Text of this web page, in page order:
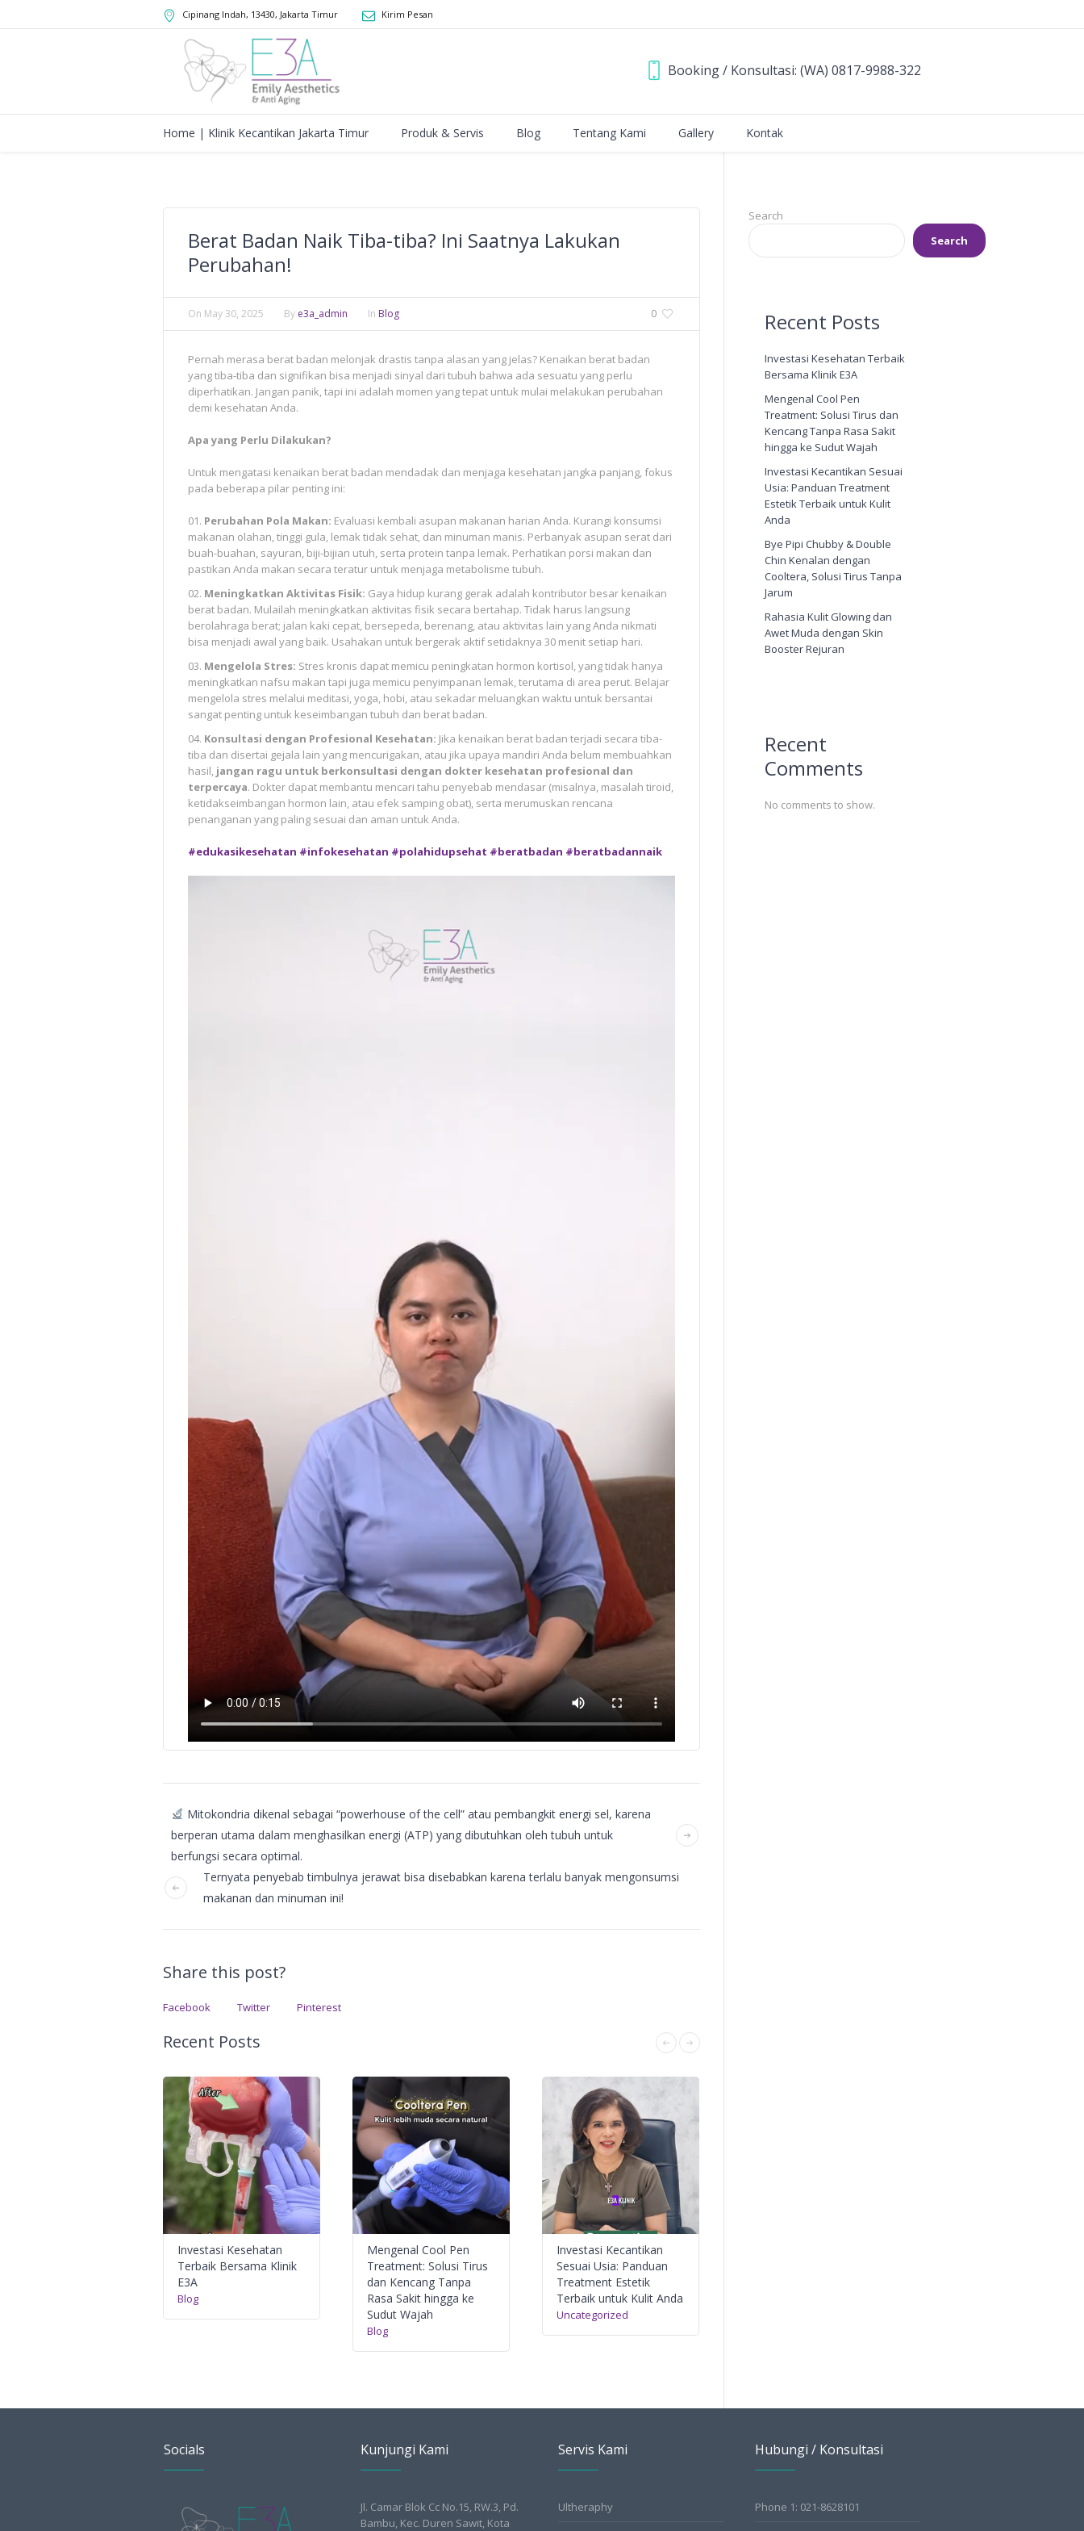
Cipinang Indah, 13430, Jakarta Timur Kirim Pesan
Booking / Konsultasi: (WA) 0817-9988-322
Home | Klinik Kecantikan Jakarta Timur Produk & Servis Blog Tentang Kami Gallery Kontak
Berat Badan Naik Tiba-tiba? Ini Saatnya Lakukan
Perubahan!
0
On May 30, 2025 By e3a_admin In Blog
Pernah merasa berat badan melonjak drastis tanpa alasan yang jelas? Kenaikan berat badan
yang tiba-tiba dan signifikan bisa menjadi sinyal dari tubuh bahwa ada sesuatu yang perlu
diperhatikan. Jangan panik, tapi ini adalah momen yang tepat untuk mulai melakukan perubahan
demi kesehatan Anda.
Apa yang Perlu Dilakukan?
Untuk mengatasi kenaikan berat badan mendadak dan menjaga kesehatan jangka panjang, fokus
pada beberapa pilar penting ini:
Perubahan Pola Makan: Evaluasi kembali asupan makanan harian Anda. Kurangi konsumsi
makanan olahan, tinggi gula, lemak tidak sehat, dan minuman manis. Perbanyak asupan serat dari
buah-buahan, sayuran, biji-bijian utuh, serta protein tanpa lemak. Perhatikan porsi makan dan
pastikan Anda makan secara teratur untuk menjaga metabolisme tubuh.
Meningkatkan Aktivitas Fisik: Gaya hidup kurang gerak adalah kontributor besar kenaikan
berat badan. Mulailah meningkatkan aktivitas fisik secara bertahap. Tidak harus langsung
berolahraga berat; jalan kaki cepat, bersepeda, berenang, atau aktivitas lain yang Anda nikmati
bisa menjadi awal yang baik. Usahakan untuk bergerak aktif setidaknya 30 menit setiap hari.
Mengelola Stres: Stres kronis dapat memicu peningkatan hormon kortisol, yang tidak hanya
meningkatkan nafsu makan tapi juga memicu penyimpanan lemak, terutama di area perut. Belajar
mengelola stres melalui meditasi, yoga, hobi, atau sekadar meluangkan waktu untuk bersantai
sangat penting untuk keseimbangan tubuh dan berat badan.
Konsultasi dengan Profesional Kesehatan: Jika kenaikan berat badan terjadi secara tiba-
tiba dan disertai gejala lain yang mencurigakan, atau jika upaya mandiri Anda belum membuahkan
hasil, jangan ragu untuk berkonsultasi dengan dokter kesehatan profesional dan
terpercaya. Dokter dapat membantu mencari tahu penyebab mendasar (misalnya, masalah tiroid,
ketidakseimbangan hormon lain, atau efek samping obat), serta merumuskan rencana
penanganan yang paling sesuai dan aman untuk Anda.
#edukasikesehatan #infokesehatan #polahidupsehat #beratbadan #beratbadannaik
Mitokondria dikenal sebagai “powerhouse of the cell” atau pembangkit energi sel, karena
berperan utama dalam menghasilkan energi (ATP) yang dibutuhkan oleh tubuh untuk
berfungsi secara optimal.
Ternyata penyebab timbulnya jerawat bisa disebabkan karena terlalu banyak mengonsumsi
makanan dan minuman ini!
Share this post?
Facebook Twitter Pinterest
Recent Posts
Investasi Kesehatan
Terbaik Bersama Klinik
E3A
Blog
Mengenal Cool Pen
Treatment: Solusi Tirus
dan Kencang Tanpa
Rasa Sakit hingga ke
Sudut Wajah
Blog
Investasi Kecantikan
Sesuai Usia: Panduan
Treatment Estetik
Terbaik untuk Kulit Anda
Uncategorized
Search
Search
Recent Posts
Investasi Kesehatan Terbaik
Bersama Klinik E3A
Mengenal Cool Pen
Treatment: Solusi Tirus dan
Kencang Tanpa Rasa Sakit
hingga ke Sudut Wajah
Investasi Kecantikan Sesuai
Usia: Panduan Treatment
Estetik Terbaik untuk Kulit
Anda
Bye Pipi Chubby & Double
Chin Kenalan dengan
Cooltera, Solusi Tirus Tanpa
Jarum
Rahasia Kulit Glowing dan
Awet Muda dengan Skin
Booster Rejuran
Recent
Comments
No comments to show.
Socials Kunjungi Kami
Jl. Camar Blok Cc No.15, RW.3, Pd.
Bambu, Kec. Duren Sawit, Kota
Servis Kami
Ultheraphy
Hubungi / Konsultasi
Phone 1: 021-8628101